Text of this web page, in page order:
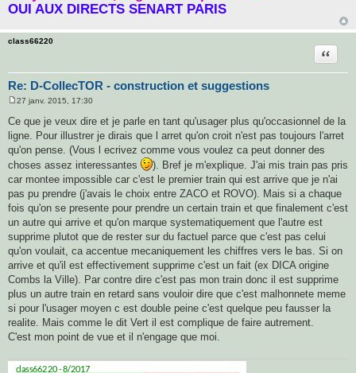
OUI AUX DIRECTS SENART PARIS
class66220
Re: D-CollecTOR - construction et suggestions
s
s
a
g
e
27 janv. 2015, 17:30
Ce que je veux dire et je parle en tant qu'usager plus qu'occasionnel de la
ligne. Pour illustrer je dirais que l arret qu'on croit n'est pas toujours l'arret
qu'on pense. (Vous l ecrivez comme vous voulez ca peut donner des
choses assez interessantes
). Bref je m'explique. J'ai mis train pas pris
car montee impossible car c'est le premier train qui est arrive que je n'ai
pas pu prendre (j'avais le choix entre ZACO et ROVO). Mais si a chaque
fois qu'on se presente pour prendre un certain train et que finalement c'est
un autre qui arrive et qu'on marque systematiquement que l'autre est
supprime plutot que de rester sur du factuel parce que c'est pas celui
qu'on voulait, ca accentue mecaniquement les chiffres vers le bas. Si on
arrive et qu'il est effectivement supprime c'est un fait (ex DICA origine
Combs la Ville). Par contre dire c'est pas mon train donc il est supprime
plus un autre train en retard sans vouloir dire que c'est malhonnete meme
si pour l'usager moyen c est double peine c'est quelque peu fausser la
realite. Mais comme le dit Vert il est complique de faire autrement.
C'est mon point de vue et il n'engage que moi.